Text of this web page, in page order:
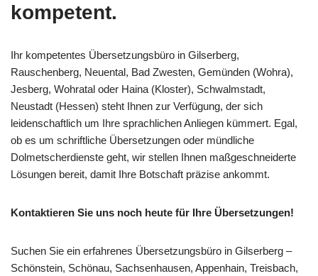
kompetent.
Ihr kompetentes Übersetzungsbüro in Gilserberg,
Rauschenberg, Neuental, Bad Zwesten, Gemünden (Wohra),
Jesberg, Wohratal oder Haina (Kloster), Schwalmstadt,
Neustadt (Hessen) steht Ihnen zur Verfügung, der sich
leidenschaftlich um Ihre sprachlichen Anliegen kümmert. Egal,
ob es um schriftliche Übersetzungen oder mündliche
Dolmetscherdienste geht, wir stellen Ihnen maßgeschneiderte
Lösungen bereit, damit Ihre Botschaft präzise ankommt.
Kontaktieren Sie uns noch heute für Ihre Übersetzungen!
Suchen Sie ein erfahrenes Übersetzungsbüro in Gilserberg –
Schönstein, Schönau, Sachsenhausen, Appenhain, Treisbach,